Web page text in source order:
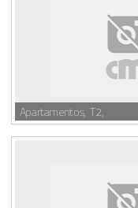
Apartamentos, T2,